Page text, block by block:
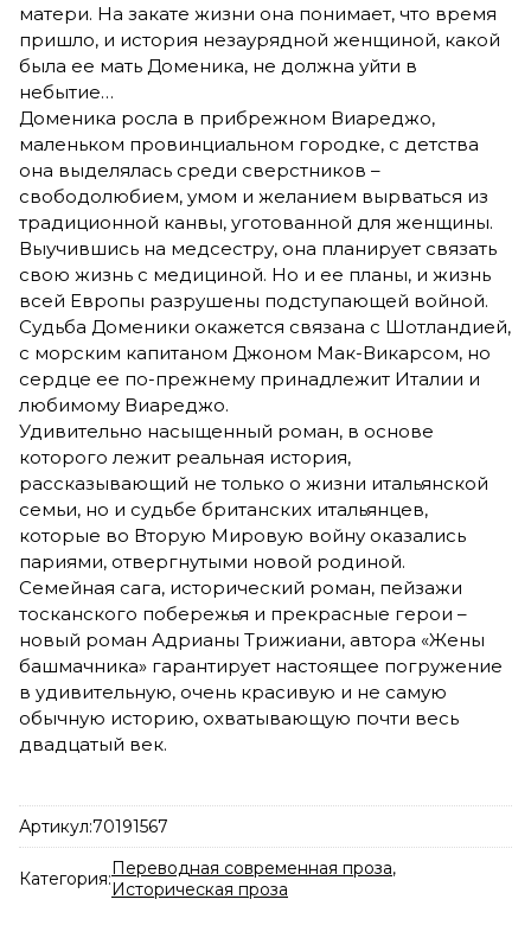
матери. На закате жизни она понимает, что время
пришло, и история незаурядной женщиной, какой
была ее мать Доменика, не должна уйти в
небытие…
Доменика росла в прибрежном Виареджо,
маленьком провинциальном городке, с детства
она выделялась среди сверстников –
свободолюбием, умом и желанием вырваться из
традиционной канвы, уготованной для женщины.
Выучившись на медсестру, она планирует связать
свою жизнь с медициной. Но и ее планы, и жизнь
всей Европы разрушены подступающей войной.
Судьба Доменики окажется связана с Шотландией,
с морским капитаном Джоном Мак-Викарсом, но
сердце ее по-прежнему принадлежит Италии и
любимому Виареджо.
Удивительно насыщенный роман, в основе
которого лежит реальная история,
рассказывающий не только о жизни итальянской
семьи, но и судьбе британских итальянцев,
которые во Вторую Мировую войну оказались
париями, отвергнутыми новой родиной.
Семейная сага, исторический роман, пейзажи
тосканского побережья и прекрасные герои –
новый роман Адрианы Трижиани, автора «Жены
башмачника» гарантирует настоящее погружение
в удивительную, очень красивую и не самую
обычную историю, охватывающую почти весь
двадцатый век.
Артикул:70191567
Категория:Переводная современная проза,
Историческая проза